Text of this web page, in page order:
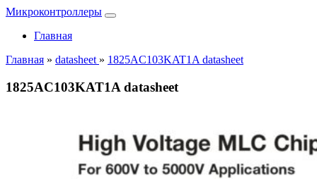
Микроконтроллеры
Главная
Главная » datasheet » 1825AC103KAT1A datasheet
1825AC103KAT1A datasheet